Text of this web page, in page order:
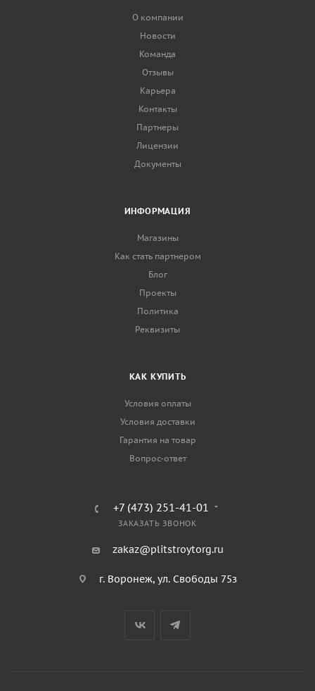
О компании
Новости
Команда
Отзывы
Карьера
Контакты
Партнеры
Лицензии
Документы
ИНФОРМАЦИЯ
Магазины
Как стать партнером
Блог
Проекты
Политика
Реквизиты
КАК КУПИТЬ
Условия оплаты
Условия доставки
Гарантия на товар
Вопрос-ответ
+7 (473) 251-41-01
ЗАКАЗАТЬ ЗВОНОК
zakaz@plitstroytorg.ru
г. Воронеж, ул. Свободы 75з